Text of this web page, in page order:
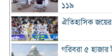
১১৯
ঐতিহাসিক জয়ের
গরিবরা ৫